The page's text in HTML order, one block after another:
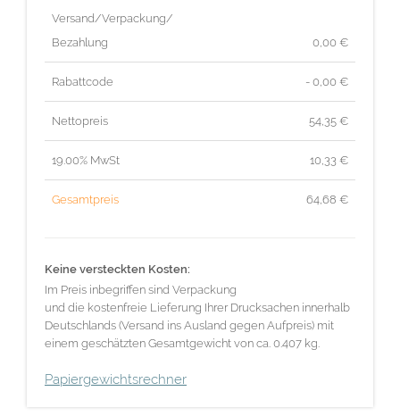
Versand/Verpackung/
Bezahlung
0,00 €
Rabattcode - 0,00 €
Nettopreis 54,35 €
19.00% MwSt 10,33 €
Gesamtpreis 64,68 €
Keine versteckten Kosten:
Im Preis inbegriffen sind Verpackung
und die kostenfreie Lieferung Ihrer Drucksachen innerhalb
Deutschlands (Versand ins Ausland gegen Aufpreis) mit
einem geschätzten Gesamtgewicht von ca. 0.407 kg.
Papiergewichtsrechner